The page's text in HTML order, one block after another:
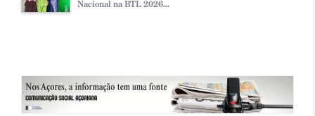
Nacional na BTL 2026...